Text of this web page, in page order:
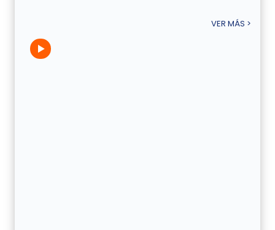
VER MÁS >